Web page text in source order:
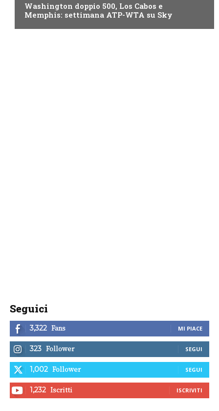
Washington doppio 500, Los Cabos e
Memphis: settimana ATP-WTA su Sky
Seguici
3,322 Fans MI PIACE
323 Follower SEGUI
1,002 Follower SEGUI
1,232 Iscritti ISCRIVITI